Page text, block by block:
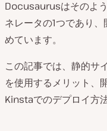
Docusaurusはそのよ
ネレータの1つであり
めています。
この記事では、静的サ
を使用するメリット、
Kinstaでのデプロイ方